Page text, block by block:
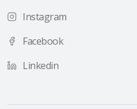
Instagram
Facebook
Linkedin